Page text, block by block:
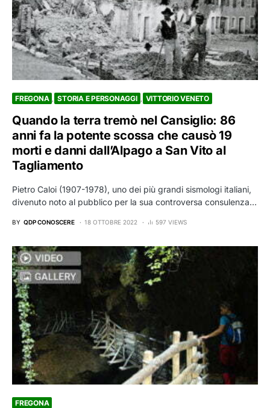
FREGONA STORIA E PERSONAGGI VITTORIO VENETO
Quando la terra tremò nel Cansiglio: 86
anni fa la potente scossa che causò 19
morti e danni dall’Alpago a San Vito al
Tagliamento
Pietro Caloi (1907-1978), uno dei più grandi sismologi italiani,
divenuto noto al pubblico per la sua controversa consulenza…
BY QDP CONOSCERE 18 OTTOBRE 2022 597 VIEWS
FREGONA